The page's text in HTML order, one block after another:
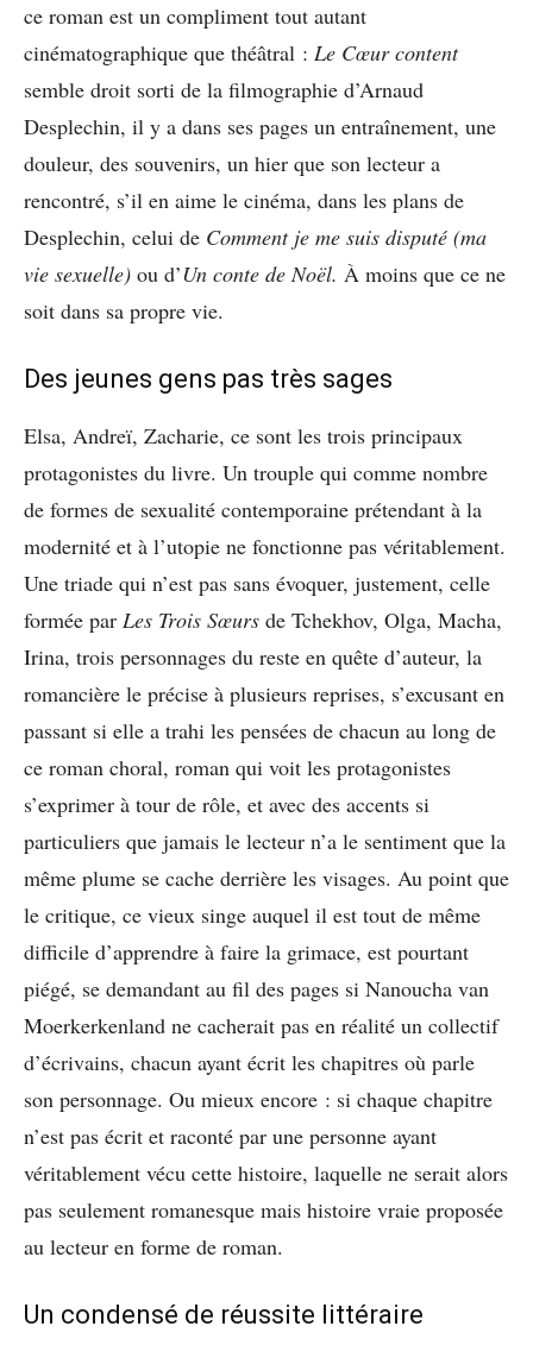
ce roman est un compliment tout autant
cinématographique que théâtral : Le Cœur content
semble droit sorti de la filmographie d’Arnaud
Desplechin, il y a dans ses pages un entraînement, une
douleur, des souvenirs, un hier que son lecteur a
rencontré, s’il en aime le cinéma, dans les plans de
Desplechin, celui de Comment je me suis disputé (ma
vie sexuelle) ou d’Un conte de Noël. À moins que ce ne
soit dans sa propre vie.
Des jeunes gens pas très sages
Elsa, Andreï, Zacharie, ce sont les trois principaux
protagonistes du livre. Un trouple qui comme nombre
de formes de sexualité contemporaine prétendant à la
modernité et à l’utopie ne fonctionne pas véritablement.
Une triade qui n’est pas sans évoquer, justement, celle
formée par Les Trois Sœurs de Tchekhov, Olga, Macha,
Irina, trois personnages du reste en quête d’auteur, la
romancière le précise à plusieurs reprises, s’excusant en
passant si elle a trahi les pensées de chacun au long de
ce roman choral, roman qui voit les protagonistes
s’exprimer à tour de rôle, et avec des accents si
particuliers que jamais le lecteur n’a le sentiment que la
même plume se cache derrière les visages. Au point que
le critique, ce vieux singe auquel il est tout de même
difficile d’apprendre à faire la grimace, est pourtant
piégé, se demandant au fil des pages si Nanoucha van
Moerkerkenland ne cacherait pas en réalité un collectif
d’écrivains, chacun ayant écrit les chapitres où parle
son personnage. Ou mieux encore : si chaque chapitre
n’est pas écrit et raconté par une personne ayant
véritablement vécu cette histoire, laquelle ne serait alors
pas seulement romanesque mais histoire vraie proposée
au lecteur en forme de roman.
Un condensé de réussite littéraire